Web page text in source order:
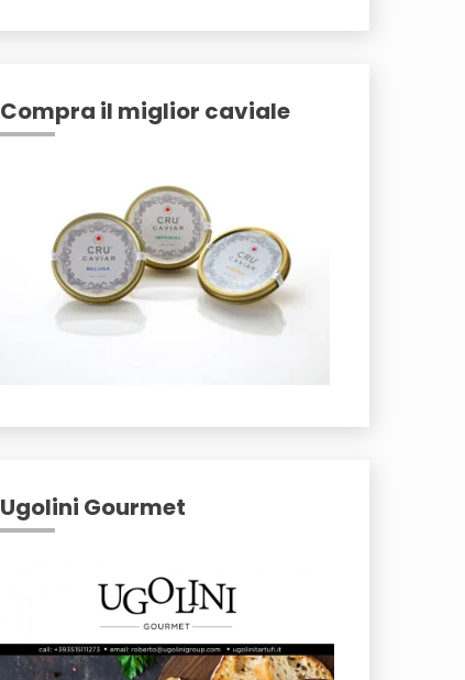
Compra il miglior caviale
Ugolini Gourmet